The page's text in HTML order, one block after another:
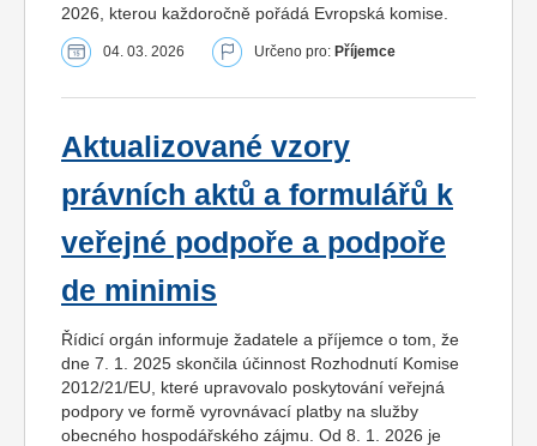
2026, kterou každoročně pořádá Evropská komise.
04. 03. 2026 Určeno pro: Příjemce
Aktualizované vzory
právních aktů a formulářů k
veřejné podpoře a podpoře
de minimis
Řídicí orgán informuje žadatele a příjemce o tom, že
dne 7. 1. 2025 skončila účinnost Rozhodnutí Komise
2012/21/EU, které upravovalo poskytování veřejná
podpory ve formě vyrovnávací platby na služby
obecného hospodářského zájmu. Od 8. 1. 2026 je